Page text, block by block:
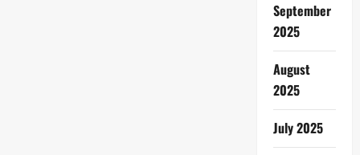
September
2025
August
2025
July 2025